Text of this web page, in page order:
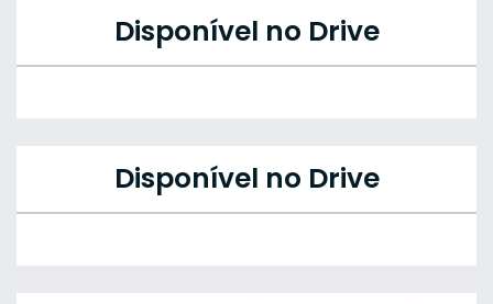
Disponível no Drive
Disponível no Drive